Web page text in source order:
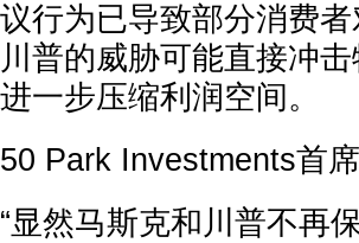
议行为已导致部分消费
川普的威胁可能直接冲
进一步压缩利润空间。
50 Park Investments首
“显然马斯克和川普不再